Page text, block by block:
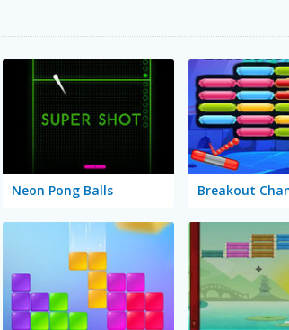
Neon Pong Balls Breakout